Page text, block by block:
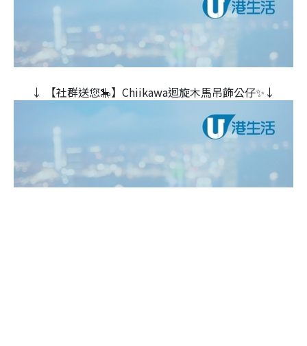
↓ 【社群送您🎠】Chiikawa迴旋木⾺吊飾公仔✨↓